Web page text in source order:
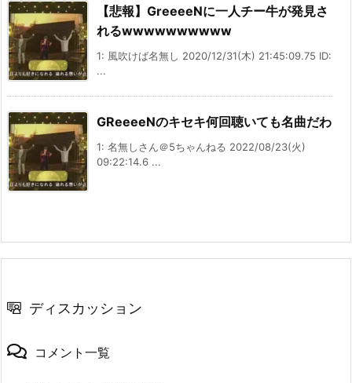
【悲報】GreeeeNに一人チー牛が発見さ
れるwwwwwwwwww
1: 風吹けば名無し 2020/12/31(木) 21:45:09.75 ID:
...
GReeeeNのキセキ何回聴いても名曲だわ
1: 名無しさん＠5ちゃんねる 2022/08/23(火)
09:22:14.6 ...
ディスカッション
コメント一覧